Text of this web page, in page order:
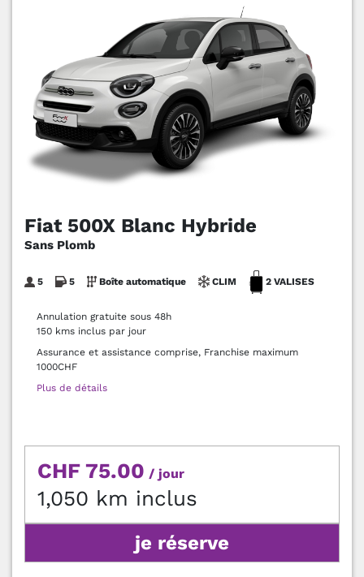
Fiat 500X Blanc Hybride
Sans Plomb
5 5 Boîte automatique CLIM 2 VALISES
Annulation gratuite sous 48h
150 kms inclus par jour
Assurance et assistance comprise, Franchise maximum
1000CHF
Plus de détails
CHF 75.00 / jour
1,050 km inclus
je réserve